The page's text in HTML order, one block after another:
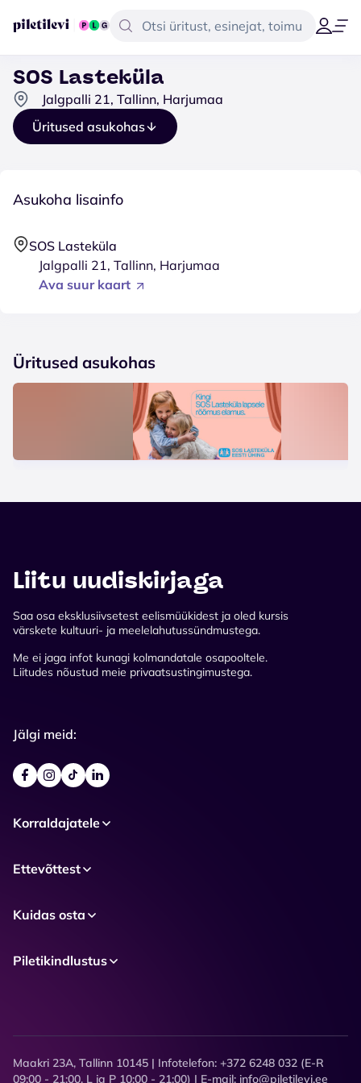
SOS Lasteküla
Jalgpalli 21, Tallinn, Harjumaa
Üritused asukohas
Asukoha lisainfo
SOS Lasteküla
Jalgpalli 21, Tallinn, Harjumaa
Ava suur kaart
Üritused asukohas
Liitu uudiskirjaga
Saa osa eksklusiivsetest eelismüükidest ja oled kursis
värskete kultuuri- ja meelelahutussündmustega.
Me ei jaga infot kunagi kolmandatale osapooltele.
Liitudes nõustud meie privaatsustingimustega.
Jälgi meid:
Korraldajatele
Ettevõttest
Kuidas osta
Piletikindlustus
Maakri 23A, Tallinn 10145 | Infotelefon: +372 6248 032 (E-R
09:00 - 21:00, L ja P 10:00 - 21:00) | E-mail: info@piletilevi.ee